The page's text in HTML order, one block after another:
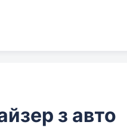
з авто